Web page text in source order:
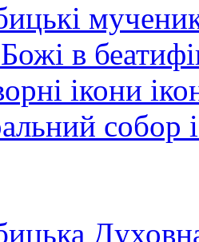
в
ікони
собор